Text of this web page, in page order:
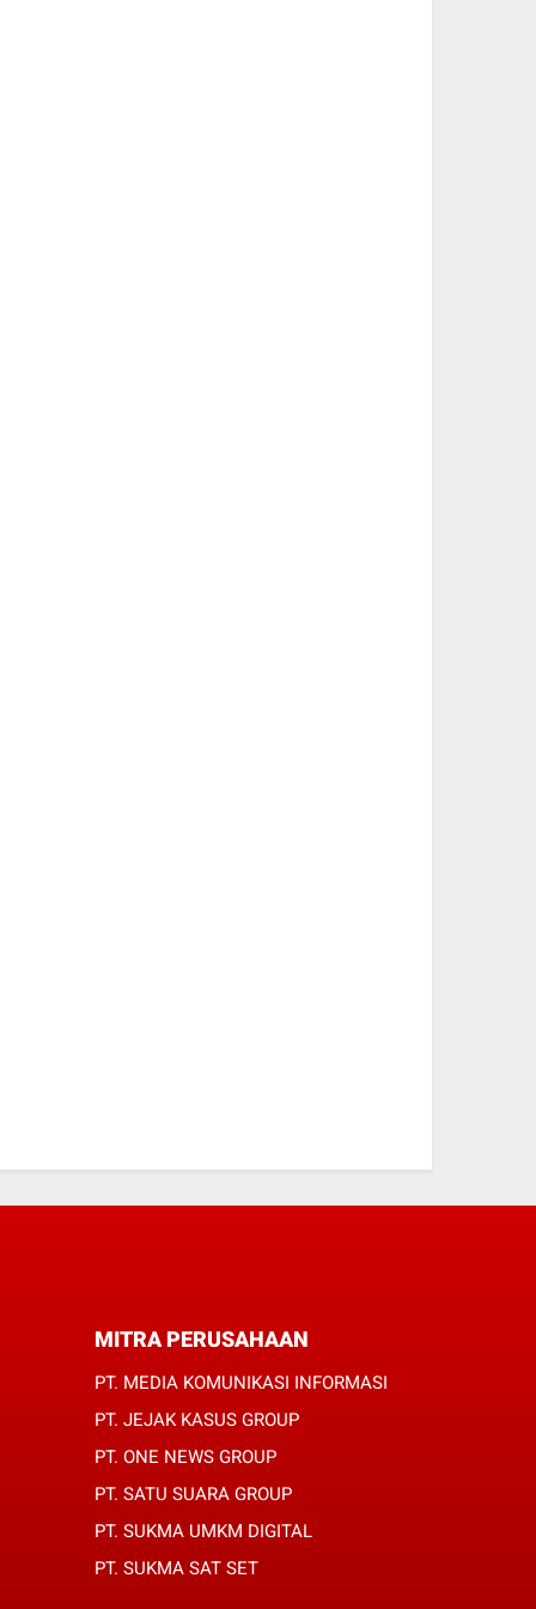
MITRA PERUSAHAAN
PT. MEDIA KOMUNIKASI INFORMASI
PT. JEJAK KASUS GROUP
PT. ONE NEWS GROUP
PT. SATU SUARA GROUP
PT. SUKMA UMKM DIGITAL
PT. SUKMA SAT SET